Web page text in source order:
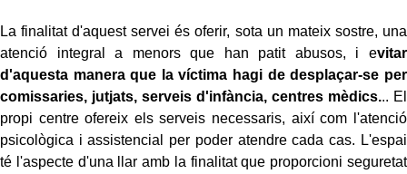
La finalitat d'aquest servei és oferir, sota un mateix sostre, una
atenció integral a menors que han patit abusos, i evitar
d'aquesta manera que la víctima hagi de desplaçar-se per
comissaries, jutjats, serveis d'infància, centres mèdics... El
propi centre ofereix els serveis necessaris, així com l'atenció
psicològica i assistencial per poder atendre cada cas. L'espai
té l'aspecte d'una llar amb la finalitat que proporcioni seguretat